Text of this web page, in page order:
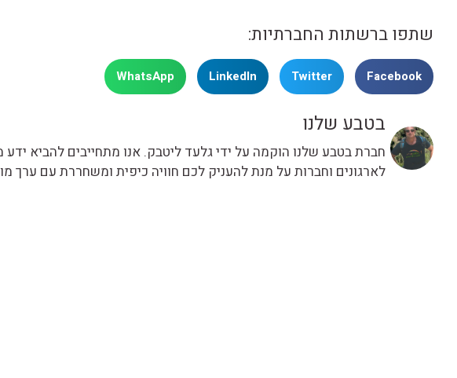
שתפו ברשתות החברתיות:
Facebook
Twitter
LinkedIn
WhatsApp
בטבע שלנו
חברת בטבע שלנו הוקמה על ידי גלעד ליטבק. אנו מתחייבים להביא ידע
לארגונים וחברות על מנת להעניק לכם חוויה כיפית ומשחררת עם ערך